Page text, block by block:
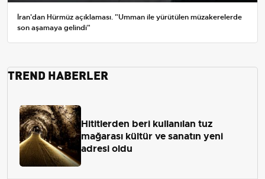
İran'dan Hürmüz açıklaması. "Umman ile yürütülen müzakerelerde
son aşamaya gelindi"
TREND HABERLER
Hititlerden beri kullanılan tuz
mağarası kültür ve sanatın yeni
adresi oldu